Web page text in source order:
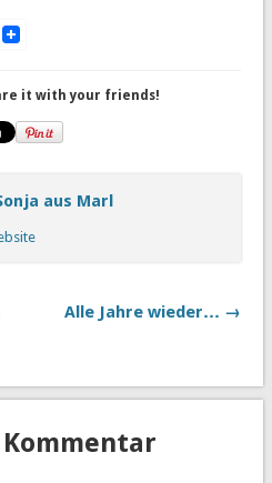
it with your friends!
aus Marl
Alle Jahre wieder… →